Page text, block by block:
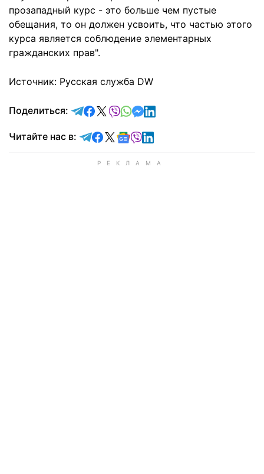
прозападный курс - это больше чем пустые
обещания, то он должен усвоить, что частью этого
курса является соблюдение элементарных
гражданских прав".
Источник: Русская служба DW
Поделиться: отправить в Telegram
поделиться в Facebook
поделиться в X
отправить в Viber
отправить в Whatsapp
отправить в Messenger
отправить в LinkedIn
Читайте нас в: Читайте в Telegram
Читайте в Facebook
Читайте в X
Читайте в Google news
Читайте в Viber
Читайте в LinkedIn